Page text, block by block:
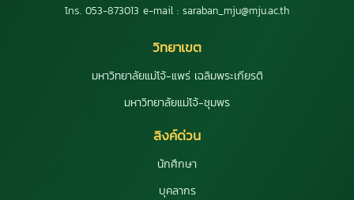
โทร. 053-873013 e-mail : saraban_mju@mju.ac.th
วิทยาเขต
มหาวิทยาลัยแม่โจ้-แพร่ เฉลิมพระเกียรติ
มหาวิทยาลัยแม่โจ้-ชุมพร
ลิงค์ด่วน
นักศึกษา
บุคลากร